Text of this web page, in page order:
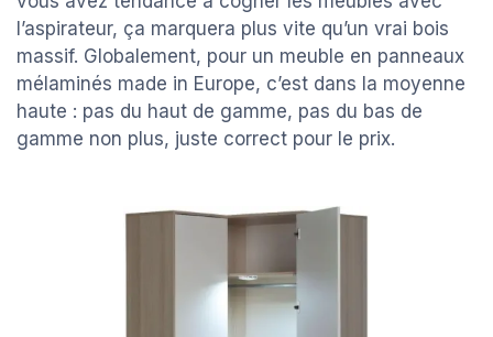
l’aspirateur, ça marquera plus vite qu’un vrai bois
massif. Globalement, pour un meuble en panneaux
mélaminés made in Europe, c’est dans la moyenne
haute : pas du haut de gamme, pas du bas de
gamme non plus, juste correct pour le prix.